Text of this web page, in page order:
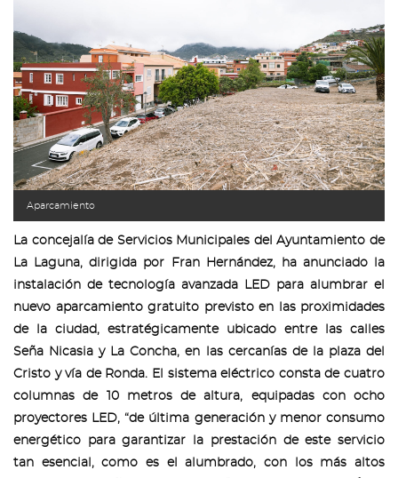
Aparcamiento
La concejalía de Servicios Municipales del Ayuntamiento de
La Laguna, dirigida por Fran Hernández, ha anunciado la
instalación de tecnología avanzada LED para alumbrar el
nuevo aparcamiento gratuito previsto en las proximidades
de la ciudad, estratégicamente ubicado entre las calles
Seña Nicasia y La Concha, en las cercanías de la plaza del
Cristo y vía de Ronda. El sistema eléctrico consta de cuatro
columnas de 10 metros de altura, equipadas con ocho
proyectores LED, “de última generación y menor consumo
energético para garantizar la prestación de este servicio
tan esencial, como es el alumbrado, con los más altos